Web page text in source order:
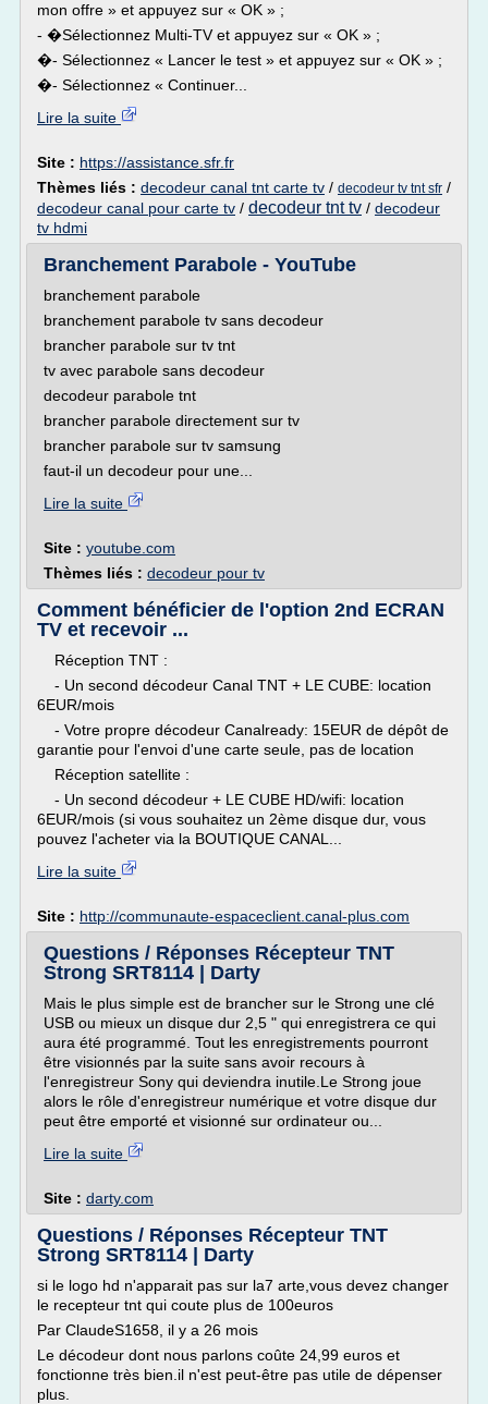
mon offre » et appuyez sur « OK » ;
- �Sélectionnez Multi-TV et appuyez sur « OK » ;
�- Sélectionnez « Lancer le test » et appuyez sur « OK » ;
�- Sélectionnez « Continuer...
Lire la suite
Site : https://assistance.sfr.fr
Thèmes liés : decodeur canal tnt carte tv / decodeur tv tnt sfr /
decodeur canal pour carte tv / decodeur tnt tv / decodeur
tv hdmi
Branchement Parabole - YouTube
branchement parabole
branchement parabole tv sans decodeur
brancher parabole sur tv tnt
tv avec parabole sans decodeur
decodeur parabole tnt
brancher parabole directement sur tv
brancher parabole sur tv samsung
faut-il un decodeur pour une...
Lire la suite
Site : youtube.com
Thèmes liés : decodeur pour tv
Comment bénéficier de l'option 2nd ECRAN
TV et recevoir ...
Réception TNT :
- Un second décodeur Canal TNT + LE CUBE: location
6EUR/mois
- Votre propre décodeur Canalready: 15EUR de dépôt de
garantie pour l'envoi d'une carte seule, pas de location
Réception satellite :
- Un second décodeur + LE CUBE HD/wifi: location
6EUR/mois (si vous souhaitez un 2ème disque dur, vous
pouvez l'acheter via la BOUTIQUE CANAL...
Lire la suite
Site : http://communaute-espaceclient.canal-plus.com
Questions / Réponses Récepteur TNT
Strong SRT8114 | Darty
Mais le plus simple est de brancher sur le Strong une clé
USB ou mieux un disque dur 2,5 " qui enregistrera ce qui
aura été programmé. Tout les enregistrements pourront
être visionnés par la suite sans avoir recours à
l'enregistreur Sony qui deviendra inutile.Le Strong joue
alors le rôle d'enregistreur numérique et votre disque dur
peut être emporté et visionné sur ordinateur ou...
Lire la suite
Site : darty.com
Questions / Réponses Récepteur TNT
Strong SRT8114 | Darty
si le logo hd n'apparait pas sur la7 arte,vous devez changer
le recepteur tnt qui coute plus de 100euros
Par ClaudeS1658, il y a 26 mois
Le décodeur dont nous parlons coûte 24,99 euros et
fonctionne très bien.il n'est peut-être pas utile de dépenser
plus.